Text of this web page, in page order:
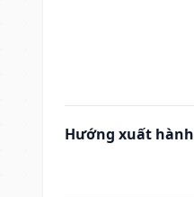
Hướng xuất hành